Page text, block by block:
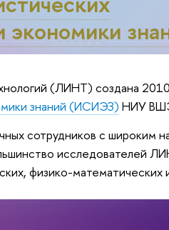
экономики
(ЛИНТ) создана 2010
знаний (ИСИЭЗ) НИУ
сотрудников c широким
исследователей
физико-математических